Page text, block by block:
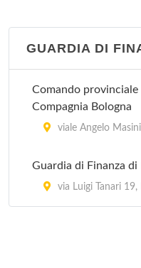
Villa Torri
GUARDIA DI
Comando provinciale
Compagnia Bologna
viale Angelo
Guardia di Finanza
via Luigi Tanari 19,